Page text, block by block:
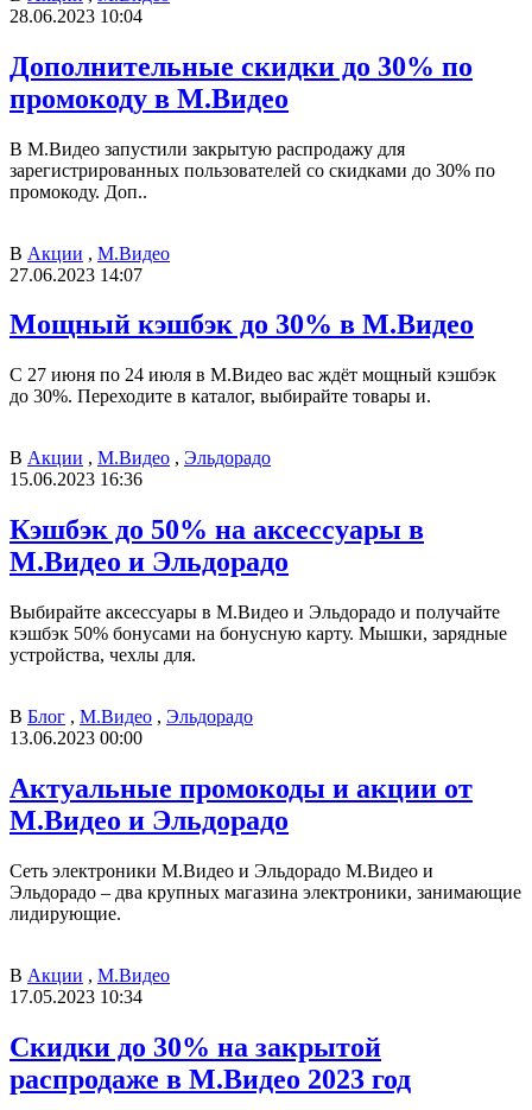
28.06.2023 10:04
Дополнительные скидки до 30% по
промокоду в М.Видео
В М.Видео запустили закрытую распродажу для
зарегистрированных пользователей со скидками до 30% по
промокоду. Доп..
В Акции , М.Видео
27.06.2023 14:07
Мощный кэшбэк до 30% в М.Видео
С 27 июня по 24 июля в М.Видео вас ждёт мощный кэшбэк
до 30%. Переходите в каталог, выбирайте товары и.
В Акции , М.Видео , Эльдорадо
15.06.2023 16:36
Кэшбэк до 50% на аксессуары в
М.Видео и Эльдорадо
Выбирайте аксессуары в М.Видео и Эльдорадо и получайте
кэшбэк 50% бонусами на бонусную карту. Мышки, зарядные
устройства, чехлы для.
В Блог , М.Видео , Эльдорадо
13.06.2023 00:00
Актуальные промокоды и акции от
М.Видео и Эльдорадо
Сеть электроники М.Видео и Эльдорадо М.Видео и
Эльдорадо – два крупных магазина электроники, занимающие
лидирующие.
В Акции , М.Видео
17.05.2023 10:34
Скидки до 30% на закрытой
распродаже в М.Видео 2023 год